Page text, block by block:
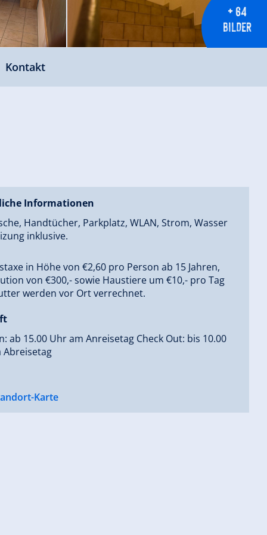
+ 64
BILDER
Kontakt
Informationen
Handtücher, Parkplatz, WLAN, Strom, Wasser
inklusive.
in Höhe von €2,60 pro Person ab 15 Jahren,
von €300,- sowie Haustiere um €10,- pro Tag
werden vor Ort verrechnet.
ab 15.00 Uhr am Anreisetag Check Out: bis 10.00
Abreisetag
Karte